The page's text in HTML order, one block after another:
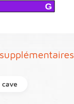
G
cave